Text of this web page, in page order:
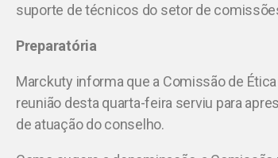
suporte de técnicos do setor de
Preparatória
Marckuty informa que a Comissão de
reunião desta quarta-feira serviu para
de atuação do conselho.